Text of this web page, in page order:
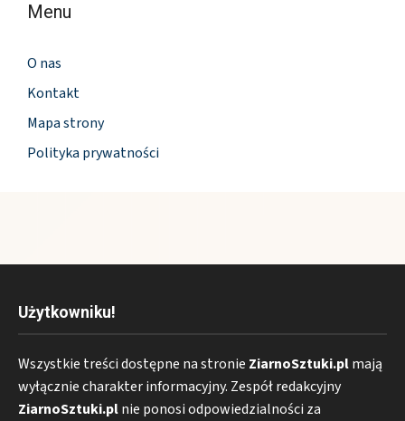
Menu
O nas
Kontakt
Mapa strony
Polityka prywatności
Użytkowniku!
Wszystkie treści dostępne na stronie ZiarnoSztuki.plmają
wyłącznie charakter informacyjny. Zespół redakcyjny
ZiarnoSztuki.plnie ponosi odpowiedzialności za